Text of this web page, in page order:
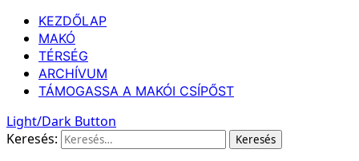
KEZDŐLAP
MAKÓ
TÉRSÉG
ARCHÍVUM
TÁMOGASSA A MAKÓI CSÍPŐST
Light/Dark Button
Keresés: